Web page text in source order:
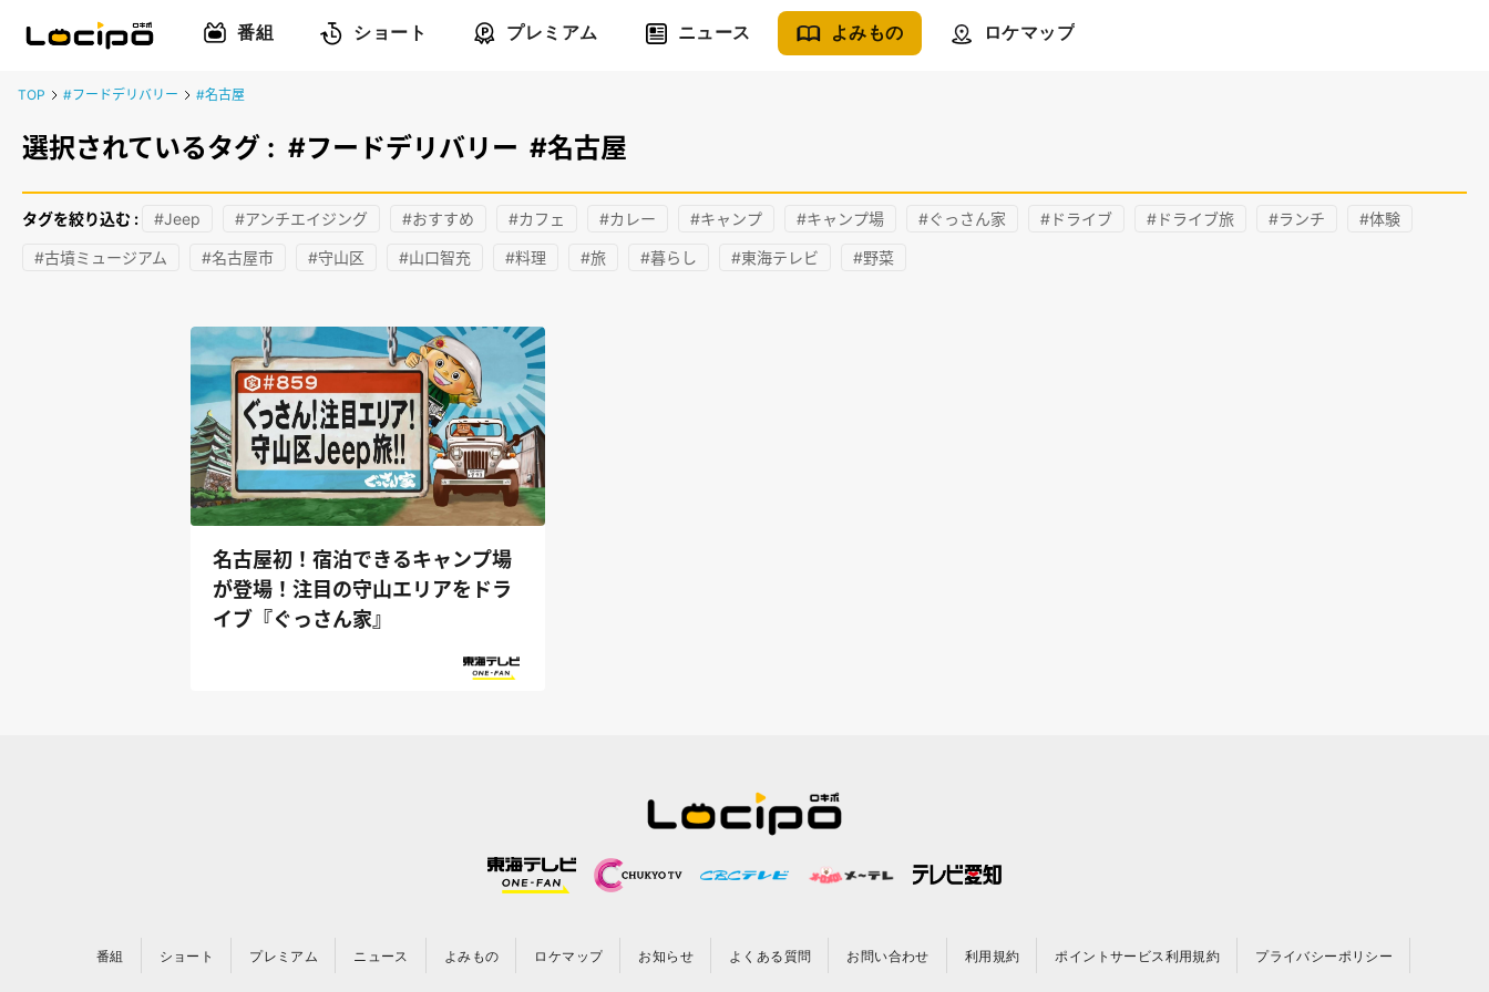
番組 ショート プレミアム ニュース よみもの ロケマップ
TOP #フードデリバリー #名古屋
選択されているタグ : #フードデリバリー #名古屋
タグを絞り込む : #Jeep #アンチエイジング #おすすめ #カフェ #カレー #キャンプ #キャンプ場 #ぐっさん家 #ドライブ #ドライブ旅 #ランチ #体験
#古墳ミュージアム #名古屋市 #守山区 #山口智充 #料理 #旅 #暮らし #東海テレビ #野菜
名古屋初！宿泊できるキャンプ場
が登場！注目の守山エリアをドラ
イブ『ぐっさん家』
番組 ショート プレミアム ニュース よみもの ロケマップ お知らせ よくある質問 お問い合わせ 利用規約 ポイントサービス利用規約 プライバシーポリシー